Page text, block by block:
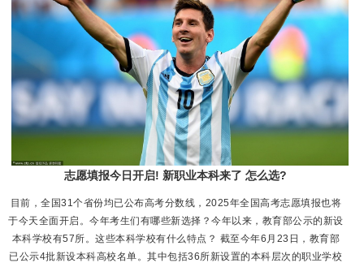
志愿填报今日开启! 新职业本科来了 怎么选?
目前，全国31个省份均已公布高考分数线，2025年全国高考志愿填报也将
于今天全面开启。今年考生们有哪些新选择？今年以来，教育部公示的新设
本科学校有57所。这些本科学校有什么特点？ 截至今年6月23日，教育部
已公示4批新设本科高校名单。其中包括36所新设置的本科层次的职业学校